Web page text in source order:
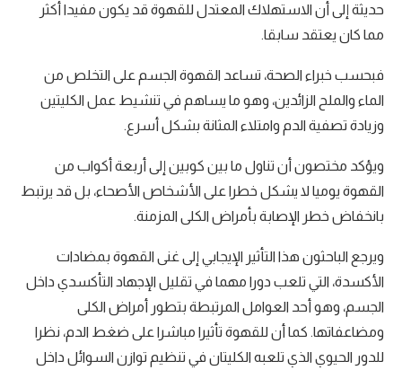
حديثة إلى أن الاستهلاك المعتدل للقهوة قد يكون مفيدا أكثر
مما كان يعتقد سابقا.
فبحسب خبراء الصحة، تساعد القهوة الجسم على التخلص من
الماء والملح الزائدين، وهو ما يساهم في تنشيط عمل الكليتين
وزيادة تصفية الدم وامتلاء المثانة بشكل أسرع.
ويؤكد مختصون أن تناول ما بين كوبين إلى أربعة أكواب من
القهوة يوميا لا يشكل خطرا على الأشخاص الأصحاء، بل قد يرتبط
بانخفاض خطر الإصابة بأمراض الكلى المزمنة.
ويرجع الباحثون هذا التأثير الإيجابي إلى غنى القهوة بمضادات
الأكسدة، التي تلعب دورا مهما في تقليل الإجهاد التأكسدي داخل
الجسم، وهو أحد العوامل المرتبطة بتطور أمراض الكلى
ومضاعفاتها. كما أن للقهوة تأثيرا مباشرا على ضغط الدم، نظرا
للدور الحيوي الذي تلعبه الكليتان في تنظيم توازن السوائل داخل